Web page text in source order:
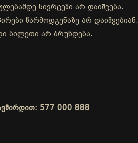
სივრცეში არ დაიშვება.
წარმოდგენაზე არ დაიშვებიან.
ბილეთი არ ბრუნდება.
577 000 888